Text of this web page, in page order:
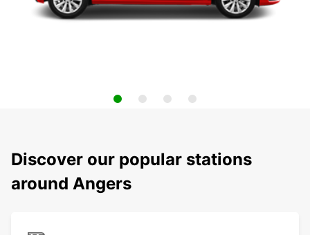
Discover our popular stations
around Angers